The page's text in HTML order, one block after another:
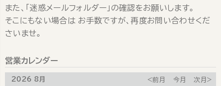
また、「迷惑メールフォルダー」の確認をお願いします。
そこにもない場合は お手数ですが、再度お問い合わせくだ
さいませ。
営業カレンダー
2026 8月 <前月 今月 次月>